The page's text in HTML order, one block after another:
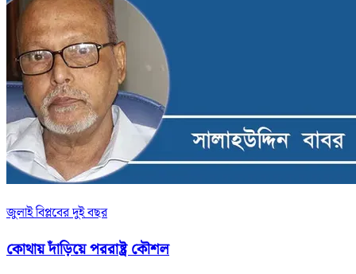
জুলাই বিপ্লবের দুই বছর
কোথায় দাঁড়িয়ে পররাষ্ট্র কৌশল